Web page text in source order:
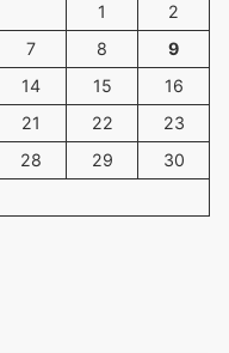
1
2
7 8
9
14 15
16
21 22
23
28 29
30